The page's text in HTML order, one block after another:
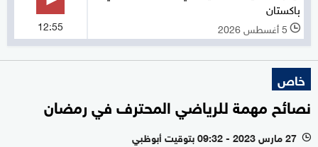
باكستان
l 5 أغسطس 2026 12:55
خاص
نصائح مهمة للرياضي المحترف في رمضان
l 27 مارس 2023 - 09:32 بتوقيت أبوظبي